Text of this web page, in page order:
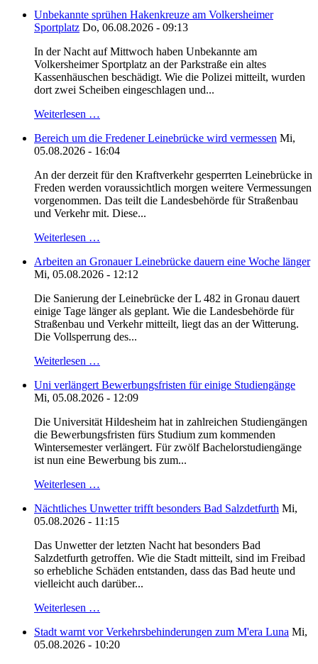
Unbekannte sprühen Hakenkreuze am Volkersheimer
Sportplatz Do, 06.08.2026 - 09:13
In der Nacht auf Mittwoch haben Unbekannte am
Volkersheimer Sportplatz an der Parkstraße ein altes
Kassenhäuschen beschädigt. Wie die Polizei mitteilt, wurden
dort zwei Scheiben eingeschlagen und...
Weiterlesen …
Bereich um die Fredener Leinebrücke wird vermessen Mi,
05.08.2026 - 16:04
An der derzeit für den Kraftverkehr gesperrten Leinebrücke in
Freden werden voraussichtlich morgen weitere Vermessungen
vorgenommen. Das teilt die Landesbehörde für Straßenbau
und Verkehr mit. Diese...
Weiterlesen …
Arbeiten an Gronauer Leinebrücke dauern eine Woche länger
Mi, 05.08.2026 - 12:12
Die Sanierung der Leinebrücke der L 482 in Gronau dauert
einige Tage länger als geplant. Wie die Landesbehörde für
Straßenbau und Verkehr mitteilt, liegt das an der Witterung.
Die Vollsperrung des...
Weiterlesen …
Uni verlängert Bewerbungsfristen für einige Studiengänge
Mi, 05.08.2026 - 12:09
Die Universität Hildesheim hat in zahlreichen Studiengängen
die Bewerbungsfristen fürs Studium zum kommenden
Wintersemester verlängert. Für zwölf Bachelorstudiengänge
ist nun eine Bewerbung bis zum...
Weiterlesen …
Nächtliches Unwetter trifft besonders Bad Salzdetfurth Mi,
05.08.2026 - 11:15
Das Unwetter der letzten Nacht hat besonders Bad
Salzdetfurth getroffen. Wie die Stadt mitteilt, sind im Freibad
so erhebliche Schäden entstanden, dass das Bad heute und
vielleicht auch darüber...
Weiterlesen …
Stadt warnt vor Verkehrsbehinderungen zum M'era Luna Mi,
05.08.2026 - 10:20